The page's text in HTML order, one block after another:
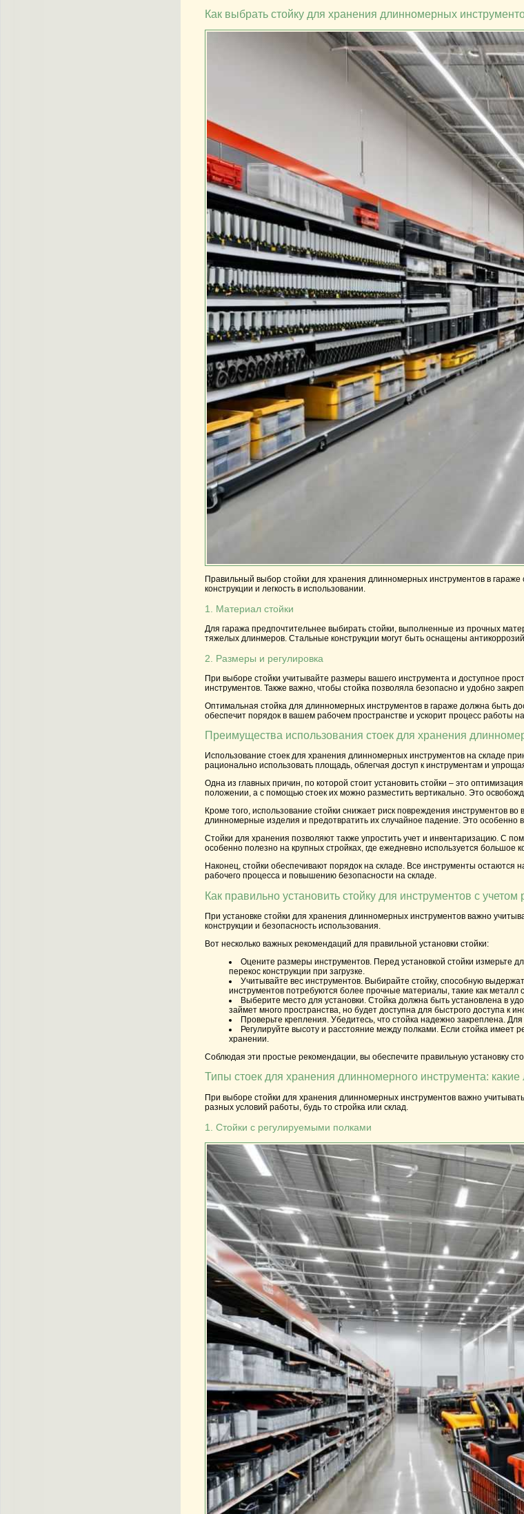
Как выбрать стойку для хранения длинномерных
Правильный выбор стойки для хранения длинномерных инструментов в гараже
конструкции и легкость в использовании.
1. Материал стойки
Для гаража предпочтительнее выбирать стойки, выполненные из прочных
тяжелых длинмеров. Стальные конструкции могут быть оснащены
2. Размеры и регулировка
При выборе стойки учитывайте размеры вашего инструмента и доступное
инструментов. Также важно, чтобы стойка позволяла безопасно и удобно
Оптимальная стойка для длинномерных инструментов в гараже должна быть
обеспечит порядок в вашем рабочем пространстве и ускорит процесс работы
Преимущества использования стоек для хранения
Использование стоек для хранения длинномерных инструментов на складе
рационально использовать площадь, облегчая доступ к инструментам и
Одна из главных причин, по которой стоит установить стойки – это
положении, а с помощью стоек их можно разместить вертикально. Это
Кроме того, использование стойки снижает риск повреждения инструментов во
длинномерные изделия и предотвратить их случайное падение. Это
Стойки для хранения позволяют также упростить учет и инвентаризацию. С
особенно полезно на крупных стройках, где ежедневно используется большое
Наконец, стойки обеспечивают порядок на складе. Все инструменты
рабочего процесса и повышению безопасности на складе.
Как правильно установить стойку для инструментов с
При установке стойки для хранения длинномерных инструментов важно
конструкции и безопасность использования.
Вот несколько важных рекомендаций для правильной установки стойки:
Оцените размеры инструментов. Перед установкой стойки измерьте
перекос конструкции при загрузке.
Учитывайте вес инструментов. Выбирайте стойку, способную
инструментов потребуются более прочные материалы, такие как металл
Выберите место для установки. Стойка должна быть установлена в
займет много пространства, но будет доступна для быстрого доступа к
Проверьте крепления. Убедитесь, что стойка надежно закреплена.
Регулируйте высоту и расстояние между полками. Если стойка имеет
хранении.
Соблюдая эти простые рекомендации, вы обеспечите правильную установку
Типы стоек для хранения длинномерного инструмента:
При выборе стойки для хранения длинномерных инструментов важно
разных условий работы, будь то стройка или склад.
1. Стойки с регулируемыми полками